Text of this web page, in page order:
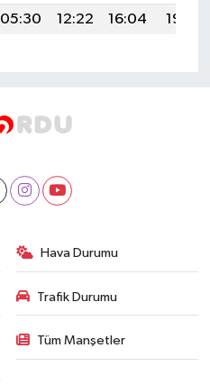
05:30 12:22 16:04 19:03
Hava Durumu
Trafik Durumu
Tüm Manşetler